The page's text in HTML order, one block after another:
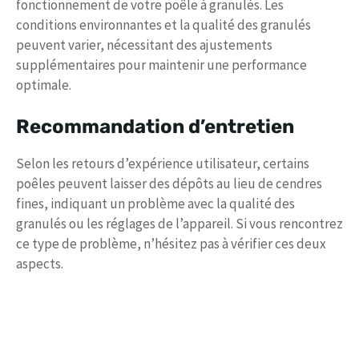
fonctionnement de votre poêle à granulés. Les
conditions environnantes et la qualité des granulés
peuvent varier, nécessitant des ajustements
supplémentaires pour maintenir une performance
optimale.
Recommandation d’entretien
Selon les retours d’expérience utilisateur, certains
poêles peuvent laisser des dépôts au lieu de cendres
fines, indiquant un problème avec la qualité des
granulés ou les réglages de l’appareil. Si vous rencontrez
ce type de problème, n’hésitez pas à vérifier ces deux
aspects.